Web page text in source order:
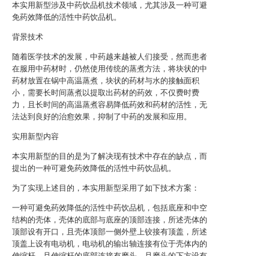
本实用新型涉及中药饮品机技术领域，尤其涉及一种可避
免药效降低的活性中药饮品机。
背景技术
随着医学技术的发展，中药越来越被人们接受，然而患者
在服用中药材时，仍然使用传统的蒸煮方法，将块状的中
药材放置在锅中高温蒸煮，块状的药材与水的接触面积
小，需要长时间蒸煮以提取出药材的药效，不仅费时费
力，且长时间的高温蒸煮容易降低药效和药材的活性，无
法达到良好的治愈效果，抑制了中药的发展和应用。
实用新型内容
本实用新型的目的是为了解决现有技术中存在的缺点，而
提出的一种可避免药效降低的活性中药饮品机。
为了实现上述目的，本实用新型采用了如下技术方案：
一种可避免药效降低的活性中药饮品机，包括底座和中空
结构的壳体，壳体的底部与底座的顶部连接，所述壳体的
顶部设有开口，且壳体顶部一侧外壁上铰接有顶盖，所述
顶盖上设有电动机，电动机的输出轴连接有位于壳体内的